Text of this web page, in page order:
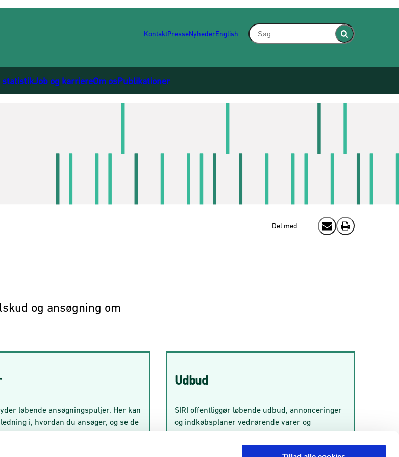
KontaktPresseNyhederEnglish Søg - Indsæt søgeord for at søge på
Fold søgefelt ind
statistikJob og karriereOm osPublikationer
Del med Send email
Print
og ansøgning om
løbende ansøgningspuljer. Her kan
i, hvordan du ansøger, og se de
Udbud
SIRI offentliggør løbende udbud, annonceringer
og indkøbsplaner vedrørende varer og
tjenesteydelser.